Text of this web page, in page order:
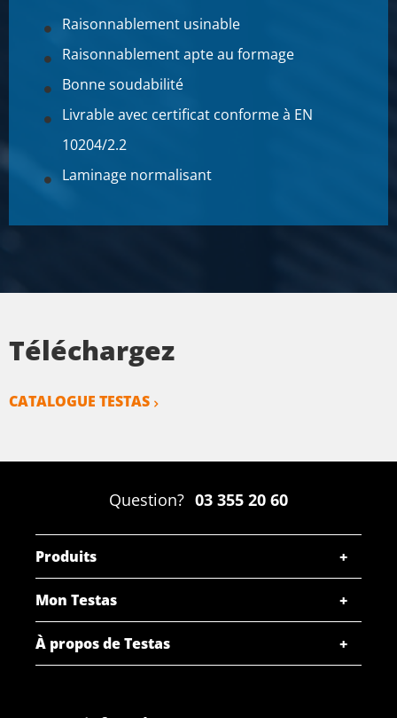
Raisonnablement usinable
Raisonnablement apte au formage
Bonne soudabilité
Livrable avec certificat conforme à EN
10204/2.2
Laminage normalisant
Téléchargez
CATALOGUE TESTAS
Question? 03 355 20 60
Produits
Mon Testas
À propos de Testas